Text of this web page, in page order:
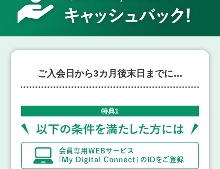
ご入会日から3カ月後末日までに…
特典1